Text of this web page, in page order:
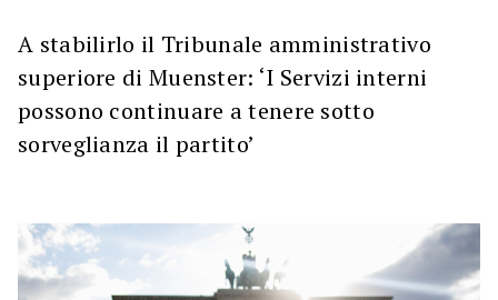
A stabilirlo il Tribunale amministrativo
superiore di Muenster: ‘I Servizi interni
possono continuare a tenere sotto
sorveglianza il partito’